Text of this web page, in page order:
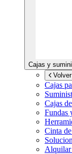
Cajas y
Cajas
Cajas
Fundas
Cinta
Alquilar